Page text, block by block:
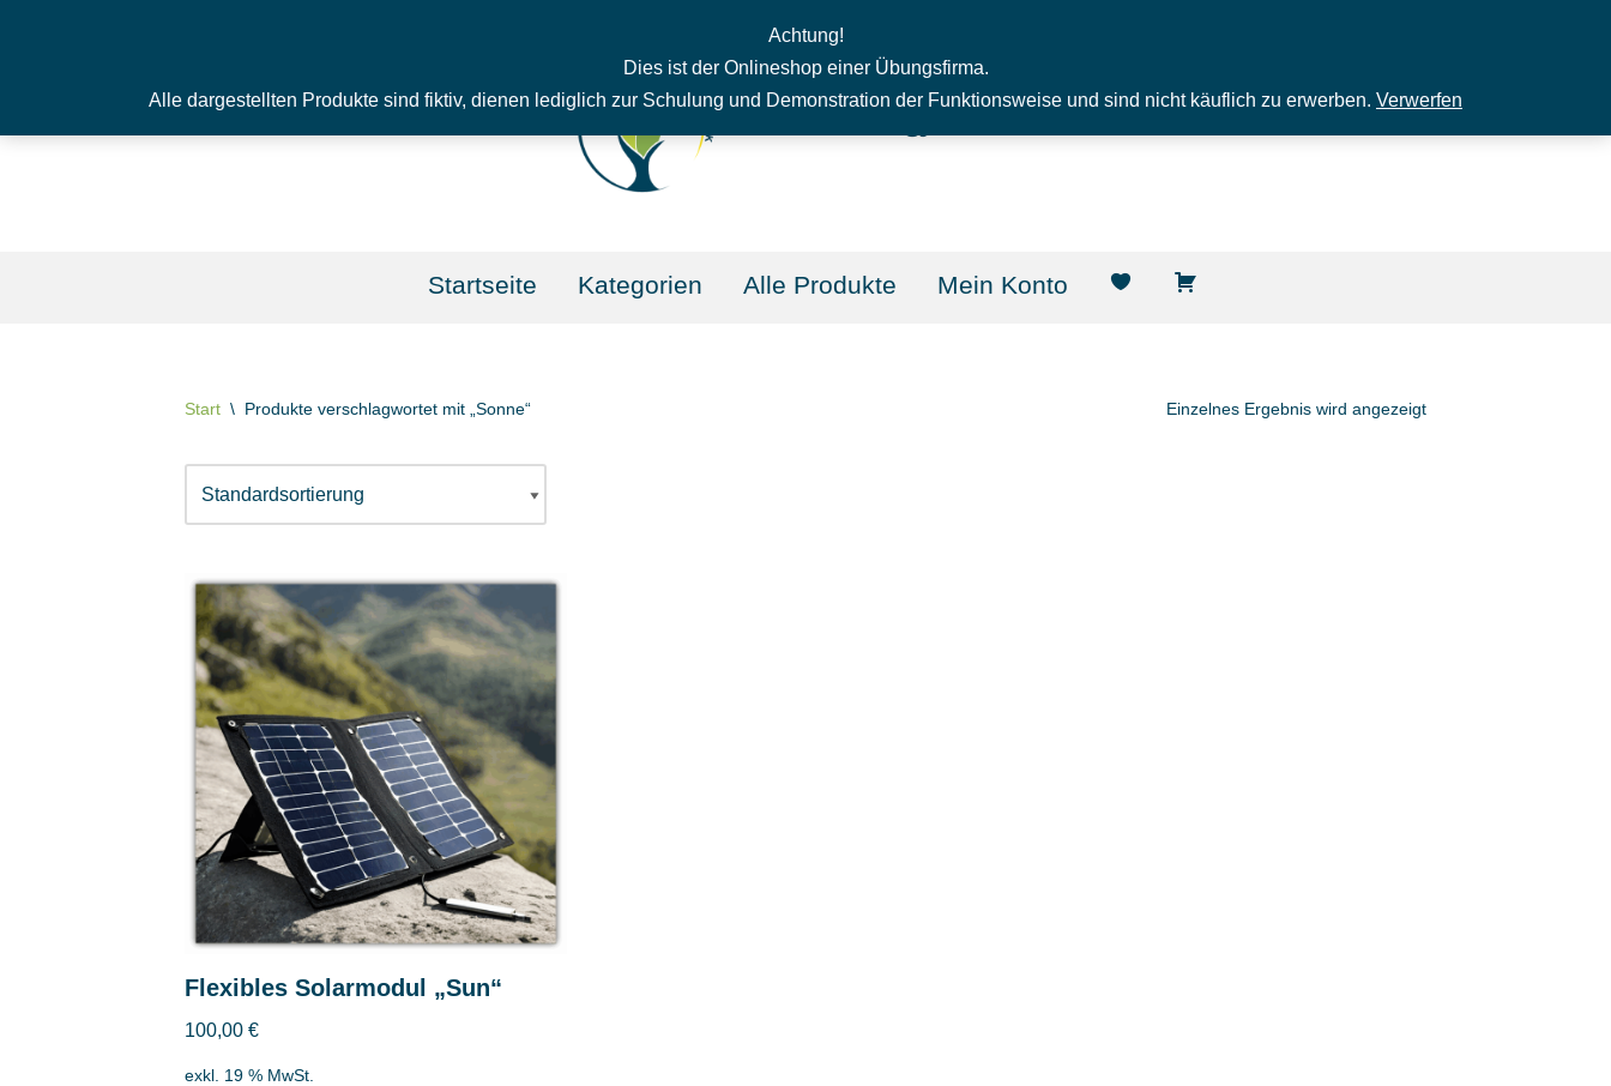
Achtung!
Dies ist der Onlineshop einer Übungsfirma.
Alle dargestellten Produkte sind fiktiv, dienen lediglich zur Schulung und Demonstration der Funktionsweise und sind nicht käuflich zu erwerben. Verwerfen
springen
Startseite Kategorien Alle Produkte Mein Konto
Start \ Produkte verschlagwortet mit „Sonne“ Einzelnes Ergebnis wird angezeigt
Flexibles Solarmodul „Sun“
100,00€
exkl. 19 % MwSt.